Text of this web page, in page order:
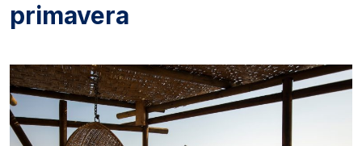
primavera